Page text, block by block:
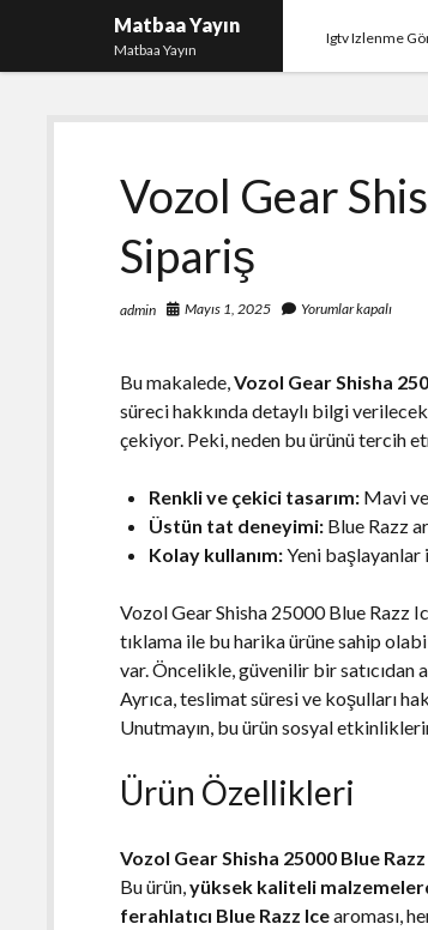
Matbaa Yayın
Matbaa Yayın
Igtv Izlenme
Vozol Gear
Sipariş
admin Mayıs 1, 2025 Yorumlar kapalı
Bu makalede,Vozol Gear Shisha
süreci hakkında detaylı bilgi
çekiyor. Peki, neden bu ürünü tercih
Renkli ve çekici tasarım: Mavi
Üstün tat deneyimi: Blue Razz
Kolay kullanım:Yeni başlayanlar
Vozol Gear Shisha 25000 Blue
tıklama ile bu harika ürüne sahip
var. Öncelikle, güvenilir bir satıcıdan
Ayrıca, teslimat süresi ve koşulları
Unutmayın, bu ürün sosyal
Ürün Özellikleri
Vozol Gear Shisha 25000 Blue
Bu ürün,yüksek kaliteli
ferahlatıcı Blue Razz Icearoması,